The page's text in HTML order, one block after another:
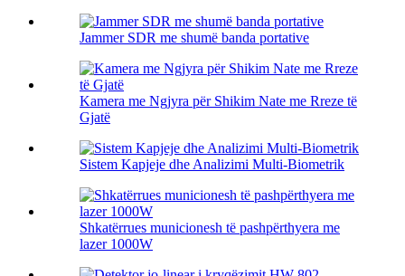
Jammer SDR me shumë banda portative
Kamera me Ngjyra për Shikim Nate me Rreze të
Gjatë
Sistem Kapjeje dhe Analizimi Multi-Biometrik
Shkatërrues municionesh të pashpërthyera me
lazer 1000W